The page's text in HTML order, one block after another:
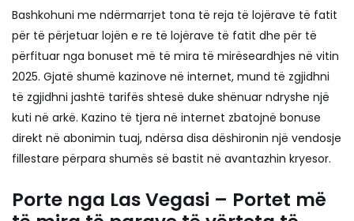
Bashkohuni me ndërmarrjet tona të reja të lojërave të fatit
për të përjetuar lojën e re të lojërave të fatit dhe për të
përfituar nga bonuset më të mira të mirëseardhjes në vitin
2025. Gjatë shumë kazinove në internet, mund të zgjidhni
të zgjidhni jashtë tarifës shtesë duke shënuar ndryshe një
kuti në arkë. Kazino të tjera në internet zbatojnë bonuse
direkt në abonimin tuaj, ndërsa disa dëshironin një vendosje
fillestare përpara shumës së bastit në avantazhin kryesor.
Porte nga Las Vegasi – Portet më